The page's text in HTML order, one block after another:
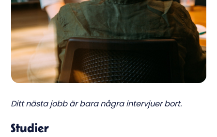
Ditt nästa jobb är bara några intervjuer bort.
Studier